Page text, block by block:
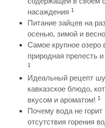
насаждения 1
Питание зайцев на
осенью, зимой и
Самое крупное озеро
природная прелесть
1
Идеальный рецепт
кавказское блюдо,
вкусом и ароматом! 1
Почему вода не
отсутствия горения